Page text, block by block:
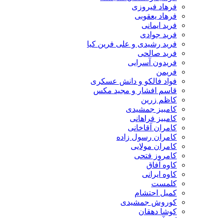
فرهاد فیروزی
فرهاد یعقوبی
فرید ایمانی
فرید جوادی
فرید رشیدی و علی فرین کیا
فرید صالحی
فریدون آسرایی
فریمن
فواد فالکو و دانش عسکری
قاسم افشار و مجید مکس
کاظم زرین
کامبیز جمشیدی
کامبیز فراهانی
کامران آقاخانی
کامران رسول زاده
کامران مولایی
کامروز فتحی
کاوه آفاق
کاوه ایرانی
کلمست
کمیل احتشام
کوروش جمشیدی
کوشا دهقان